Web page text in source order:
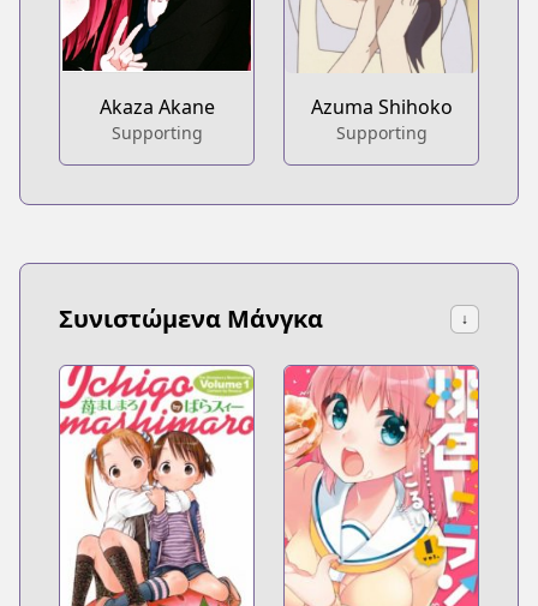
Akaza Akane
Supporting
Azuma Shihoko
Supporting
Συνιστώμενα Μάνγκα ↓